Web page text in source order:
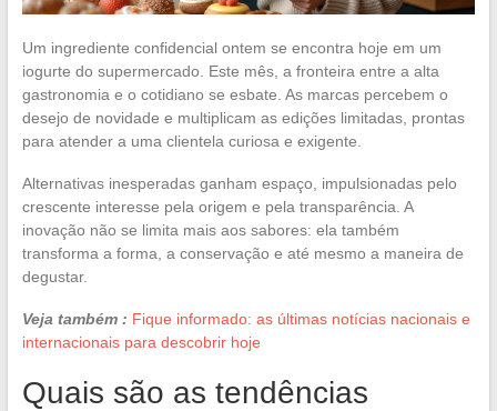
Um ingrediente confidencial ontem se encontra hoje em um
iogurte do supermercado. Este mês, a fronteira entre a alta
gastronomia e o cotidiano se esbate. As marcas percebem o
desejo de novidade e multiplicam as edições limitadas, prontas
para atender a uma clientela curiosa e exigente.
Alternativas inesperadas ganham espaço, impulsionadas pelo
crescente interesse pela origem e pela transparência. A
inovação não se limita mais aos sabores: ela também
transforma a forma, a conservação e até mesmo a maneira de
degustar.
Veja também : Fique informado: as últimas notícias nacionais e
internacionais para descobrir hoje
Quais são as tendências